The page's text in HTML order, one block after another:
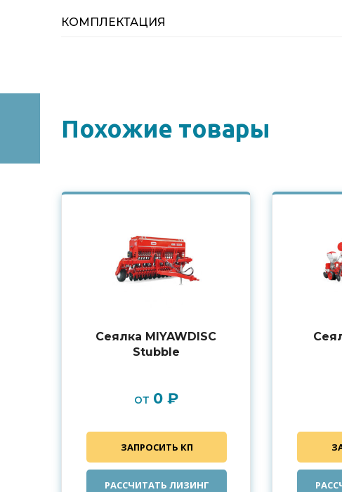
КОМПЛЕКТАЦИЯ
Похожие товары
Сеялка MIYAWDISC
Stubble
от 0 ₽
ЗАПРОСИТЬ КП
РАССЧИТАТЬ ЛИЗИНГ